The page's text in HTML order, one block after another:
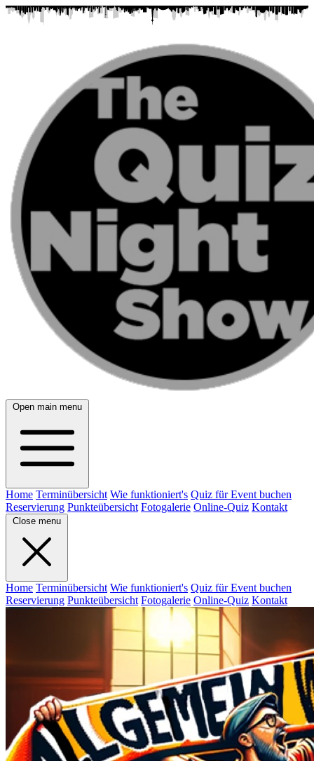
Open main menu
Home Terminübersicht Wie funktioniert's Quiz für Event buchen
Reservierung Punkteübersicht Fotogalerie Online-Quiz Kontakt
Close menu
Home Terminübersicht Wie funktioniert's Quiz für Event buchen
Reservierung Punkteübersicht Fotogalerie Online-Quiz Kontakt